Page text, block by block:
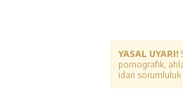
YASAL UYARI!
pornografik,
idari sorumluluk